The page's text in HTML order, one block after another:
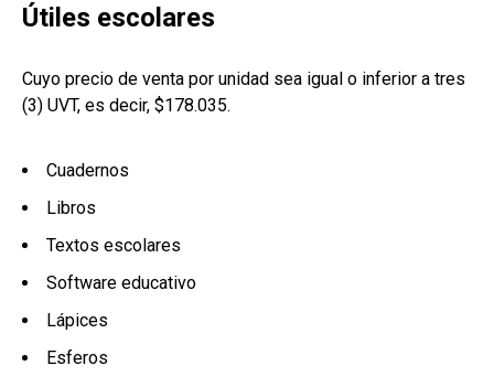
Útiles escolares
Cuyo precio de venta por unidad sea igual o inferior a tres
(3) UVT, es decir, $178.035.
Cuadernos
Libros
Textos escolares
Software educativo
Lápices
Esferos